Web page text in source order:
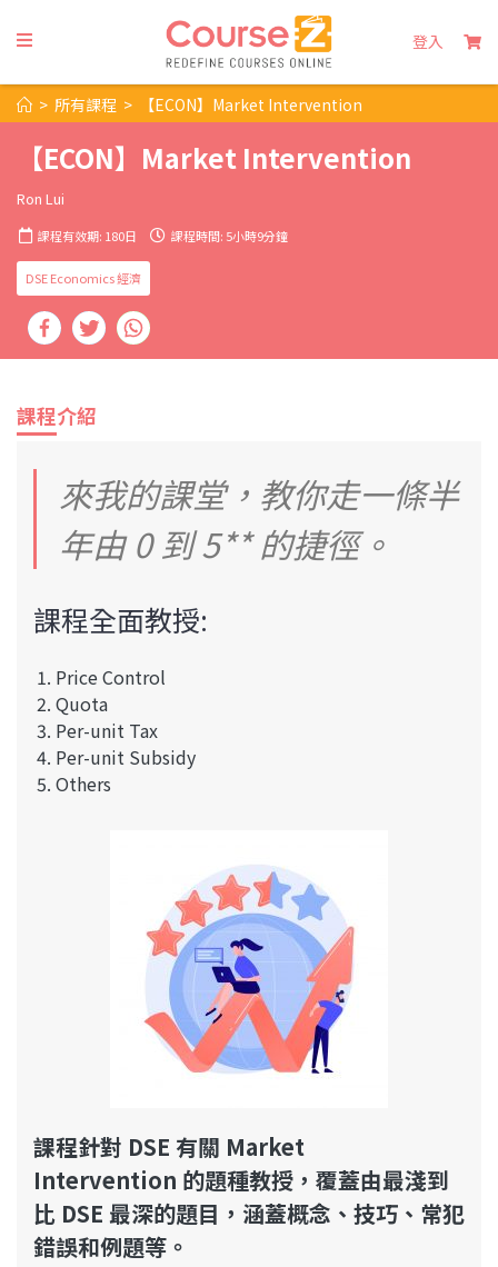
登入
> 所有課程 > 【ECON】Market Intervention
【ECON】Market Intervention
Ron Lui
課程有效期: 180日 課程時間: 5小時9分鐘
DSE Economics 經濟
課程介紹
來我的課堂，教你走一條半
年由 0 到 5** 的捷徑。
課程全面教授:
Price Control
Quota
Per-unit Tax
Per-unit Subsidy
Others
課程針對 DSE 有關 Market
Intervention 的題種教授，覆蓋由最淺到
比 DSE 最深的題目，涵蓋概念、技巧、常犯
錯誤和例題等。